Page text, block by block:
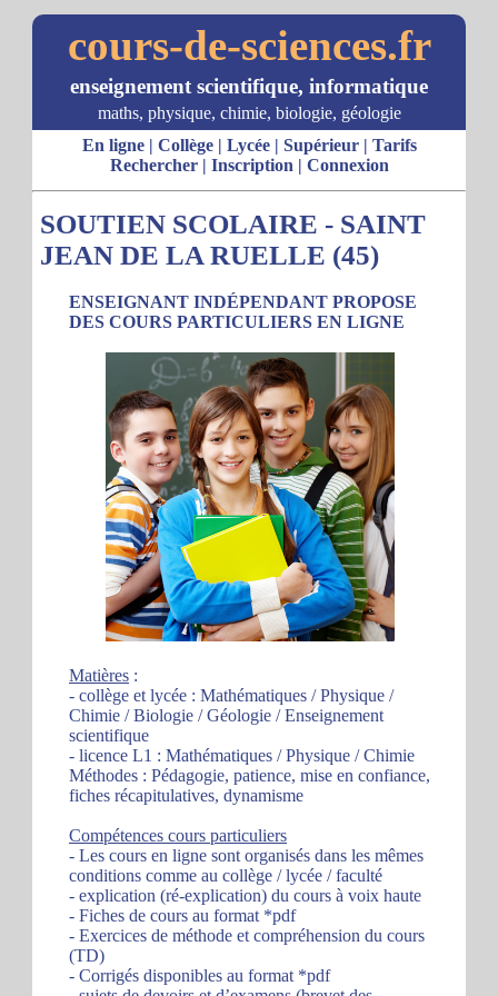
cours-de-sciences.fr
enseignement scientifique, informatique
maths, physique, chimie, biologie, géologie
En ligne| Collège| Lycée| Supérieur| Tarifs
Rechercher| Inscription | Connexion
SOUTIEN SCOLAIRE - SAINT
JEAN DE LA RUELLE (45)
ENSEIGNANT INDÉPENDANT PROPOSE
DES COURS PARTICULIERS EN LIGNE
Matières :
- collège et lycée : Mathématiques / Physique /
Chimie / Biologie / Géologie / Enseignement
scientifique
- licence L1 : Mathématiques / Physique / Chimie
Méthodes : Pédagogie, patience, mise en confiance,
fiches récapitulatives, dynamisme
Compétences cours particuliers
- Les cours en ligne sont organisés dans les mêmes
conditions comme au collège / lycée / faculté
- explication (ré-explication) du cours à voix haute
- Fiches de cours au format *pdf
- Exercices de méthode et compréhension du cours
(TD)
- Corrigés disponibles au format *pdf